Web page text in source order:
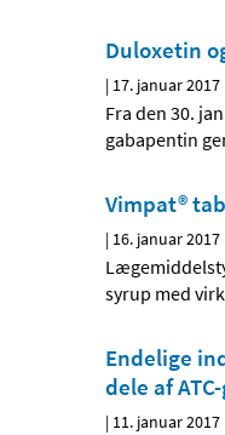
Duloxetin
| 17. januar 2017
Fra den 30.
gabapentin
Vimpat®
| 16. januar 2017
syrup med
Endelige
dele af
| 11. januar 2017